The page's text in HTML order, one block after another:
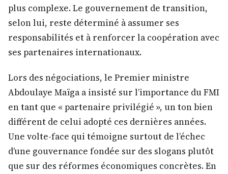
plus complexe. Le gouvernement de transition,
selon lui, reste déterminé à assumer ses
responsabilités et à renforcer la coopération avec
ses partenaires internationaux.
Lors des négociations, le Premier ministre
Abdoulaye Maïga a insisté sur l’importance du FMI
en tant que « partenaire privilégié », un ton bien
différent de celui adopté ces dernières années.
Une volte-face qui témoigne surtout de l’échec
d’une gouvernance fondée sur des slogans plutôt
que sur des réformes économiques concrètes. En